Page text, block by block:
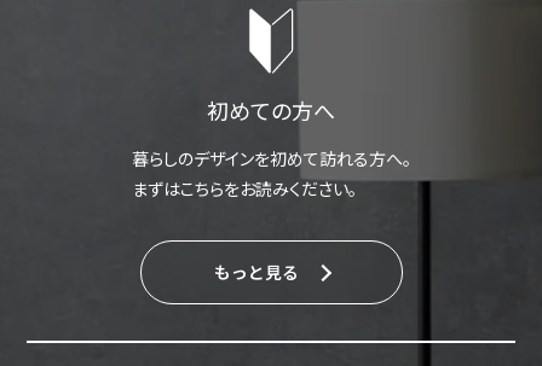
初めての方へ
暮らしのデザインを初めて訪れる方へ。
まずはこちらをお読みください。
もっと見る